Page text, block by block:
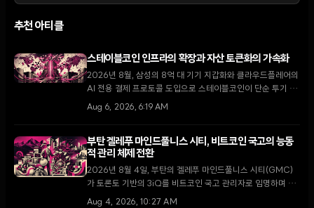
추천 아티클
스테이블코인 인프라의 확장과 자산 토큰화의 가속화
2026년 8월, 삼성의 8억 대 기기 지갑화와 클라우드플레어의
AI 전용 결제 프로토콜 도입으로 스테이블코인이 단순 투기 수
단을 넘어 글로벌 디지털 경제의 핵심 인프라로 자리 잡고 있
Aug 6, 2026, 6:19 AM
부탄 겔레푸 마인드풀니스 시티, 비트코인 국고의 능동
적 관리 체제 전환
2026년 8월 4일, 부탄의 겔레푸 마인드풀니스 시티(GMC)
가 토론토 기반의 3iQ를 비트코인 국고 관리자로 임명하며 단
순 보유에서 능동적 운용으로 전략을 전환했다. 이는 국왕의 1
Aug 4, 2026, 10:27 AM